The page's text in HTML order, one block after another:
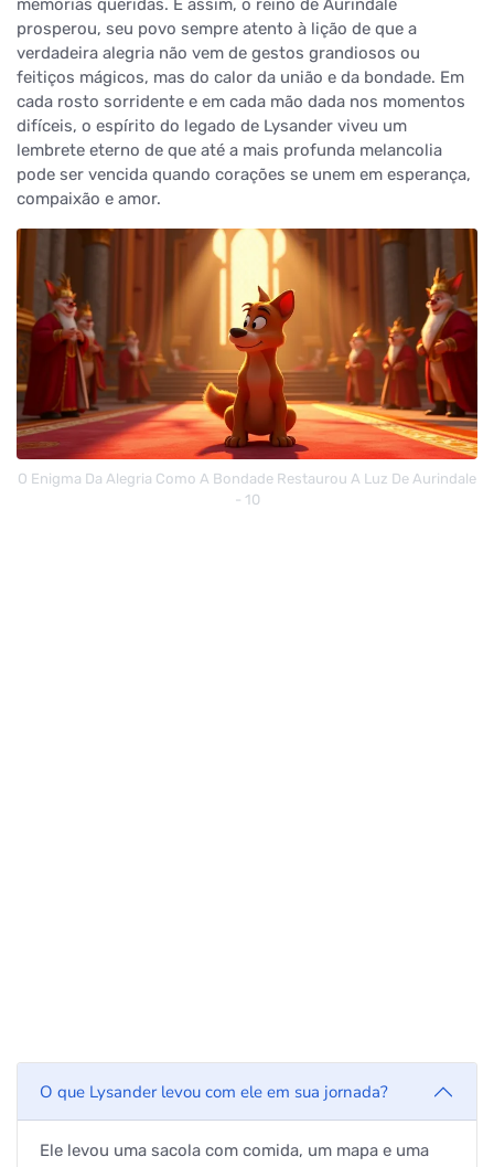
memórias queridas. E assim, o reino de Aurindale
prosperou, seu povo sempre atento à lição de que a
verdadeira alegria não vem de gestos grandiosos ou
feitiços mágicos, mas do calor da união e da bondade. Em
cada rosto sorridente e em cada mão dada nos momentos
difíceis, o espírito do legado de Lysander viveu um
lembrete eterno de que até a mais profunda melancolia
pode ser vencida quando corações se unem em esperança,
compaixão e amor.
O Enigma Da Alegria Como A Bondade Restaurou A Luz De Aurindale
- 10
O que Lysander levou com ele em sua jornada?
Ele levou uma sacola com comida, um mapa e uma